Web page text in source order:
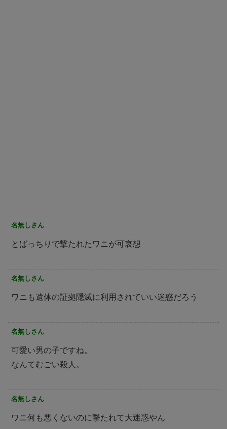
名無しさん
とばっちりで撃たれたワニが可哀想
名無しさん
ワニも遺体の証拠隠滅に利用されていい迷惑だろう
名無しさん
可愛い男の子ですね。
なんてむごい殺人。
名無しさん
ワニ何も悪くないのに撃たれて大迷惑やん